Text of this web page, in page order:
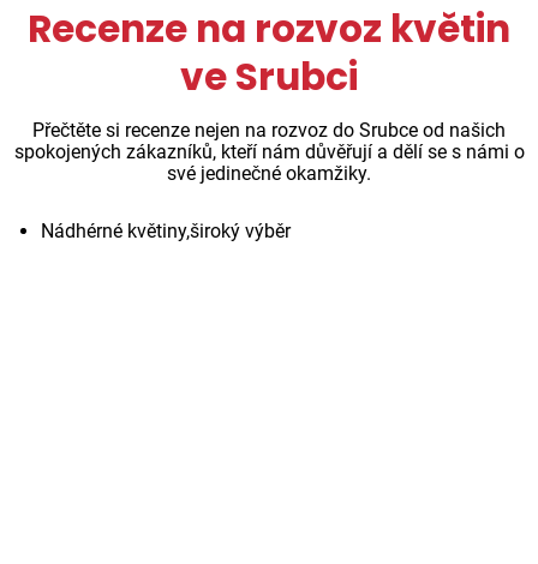
Recenze na rozvoz květin
ve Srubci
Přečtěte si recenze nejen na rozvoz do Srubce od našich
spokojených zákazníků, kteří nám důvěřují a dělí se s námi o
své jedinečné okamžiky.
Nádhérné květiny,široký výběr